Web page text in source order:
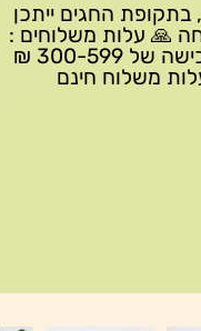
2-6 ימי עסקים, בתקופת החגים ייתכן
🙏 עלות משלוחים :
ברכישה עד 299₪ עלות משלוח 22₪, ברכישה של 300-599 ₪